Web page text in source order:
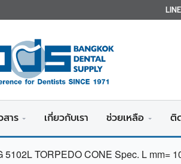
สาร เกี่ยวกับเรา ช่วยเหลือ ติ
5102L TORPEDO CONE Spec. L mm=